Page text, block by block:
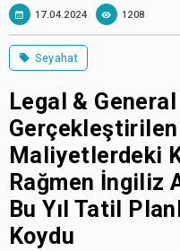
17.04.2024 1208
Seyahat
Legal &
Maliyetlerdeki
Rağmen İngiliz
Bu Yıl Tatil
Koydu